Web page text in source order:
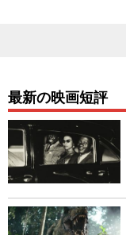
最新の映画短評